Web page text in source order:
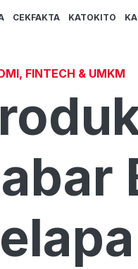
CEKFAKTA KATOKITO
FINTECH & UMKM